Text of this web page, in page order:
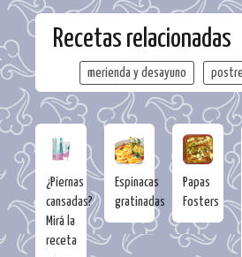
Recetas relacionadas
merienda y desayuno postre
¿Piernas
cansadas?
Mirá la
receta
Espinacas
gratinadas
Papas
Fosters